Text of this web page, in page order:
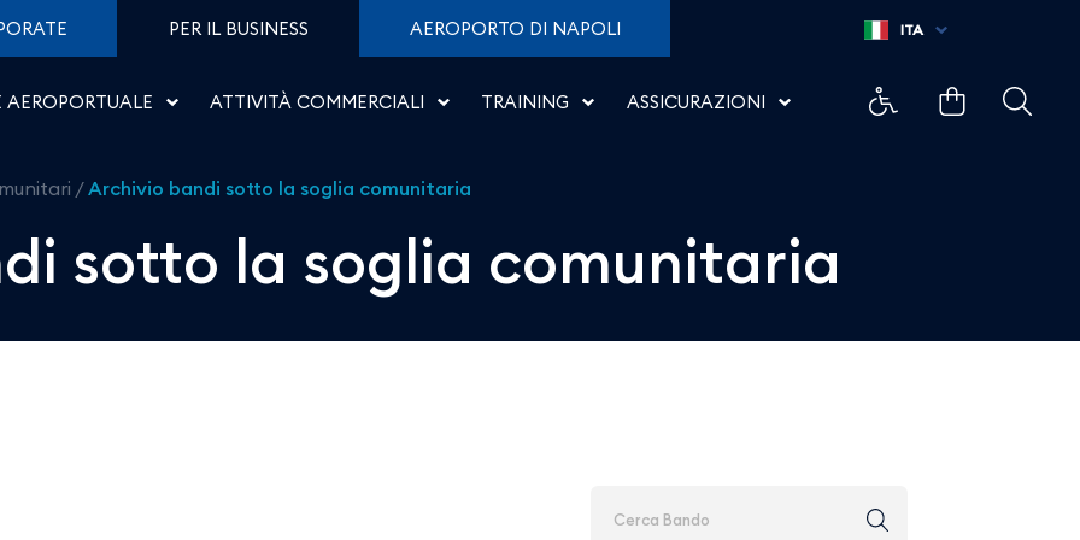
comunitaria - Aeroporto di Salerno
PER IL BUSINESS AEROPORTO DI NAPOLI
AEROPORTUALE ATTIVITÀ COMMERCIALI TRAINING ASSICURAZIONI
ITA
/Archivio bandi sotto la soglia comunitaria
sotto la soglia comunitaria